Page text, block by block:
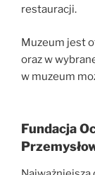
restauracji.
Muzeum jest
oraz w
w muzeum
Fundacja